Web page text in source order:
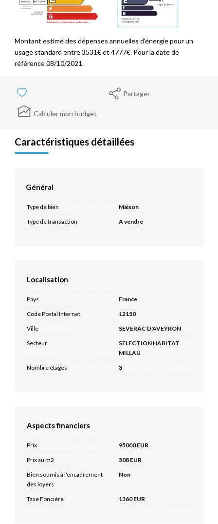
Montant estimé des dépenses annuelles d'énergie pour un
usage standard entre 3531€ et 4777€. Pour la date de
référence 08/10/2021.
Partager
Calculer mon budget
Caractéristiques détaillées
Général
Type de bien
Maison
Type de transaction
A vendre
Localisation
Pays
France
Code Postal Internet
12150
Ville
SEVERAC D'AVEYRON
Secteur
SELECTION HABITAT
MILLAU
Nombre étages
3
Aspects financiers
Prix
95000 EUR
Prix au m2
508 EUR
Bien soumis à l'encadrement
des loyers
Non
Taxe Foncière 1360 EUR